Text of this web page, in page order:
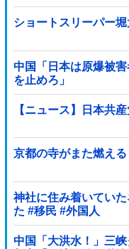
ショートスリーパー
中国「日本は原爆被
を止めろ」
【ニュース】日本共
京都の寺がまた燃える
神社に住み着いてい
た #移民 #外国人
中国「大洪水！」三